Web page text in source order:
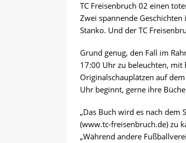
TC Freisenbruch 02 einen
Zwei spannende
Stanko. Und der TC
Grund genug, den Fall im
17:00 Uhr zu beleuchten, mit
Originalschauplätzen auf
Uhr beginnt, gerne ihre
„Das Buch wird es nach dem
(www.tc-freisenbruch.de) zu
„Während andere